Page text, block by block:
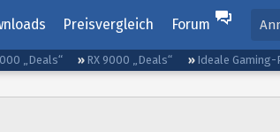
Preisvergleich Forum
„Deals“ RX 9000 „Deals“ Ideale Gaming-